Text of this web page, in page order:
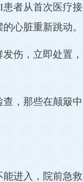
者从首次医疗接
心脏重新跳动。
伤，立即处置，
，那些在颠簸中
进入，院前急救